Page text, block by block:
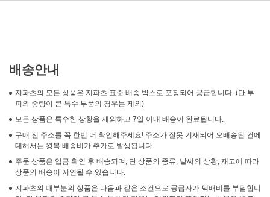
배송안내
지파츠의 모든 상품은 지파츠 표준 배송 박스로 포장되어 공급합니다. (단 부
피와 중량이 큰 특수 부품의 경우는 제외)
모든 상품은 특수한 상황을 제외하고 7일 이내 배송이 완료됩니다.
구매 전 주소를 꼭 한번 더 확인해주세요! 주소가 잘못 기재되어 오배송된 건에
대해서는 왕복 배송비가 추가로 발생됩니다.
주문 상품은 입금 확인 후 배송되며, 단 상품의 종류, 날씨의 상황, 재고에 따라
상품의 배송이 지연될 수 있습니다.
지파츠의 대부분의 상품은 다음과 같은 조건으로 공급자가 택배비를 부담합니